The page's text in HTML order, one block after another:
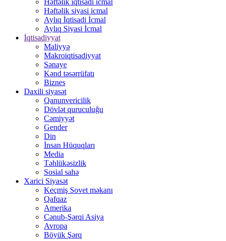
Həftəlik iqtisadi icmal
Həftəlik siyasi icmal
Aylıq İqtisadi İcmal
Aylıq Siyasi İcmal
İqtisadiyyat
Maliyyə
Makroiqtisadiyyat
Sənaye
Kənd təsərrüfatı
Biznes
Daxili siyasət
Qanunvericilik
Dövlət quruculuğu
Cəmiyyət
Gender
Din
İnsan Hüquqları
Media
Təhlükəsizlik
Sosial sahə
Xarici Siyasət
Keçmiş Sovet məkanı
Qafqaz
Amerika
Cənub-Şərqi Asiya
Avropa
Böyük Şərq